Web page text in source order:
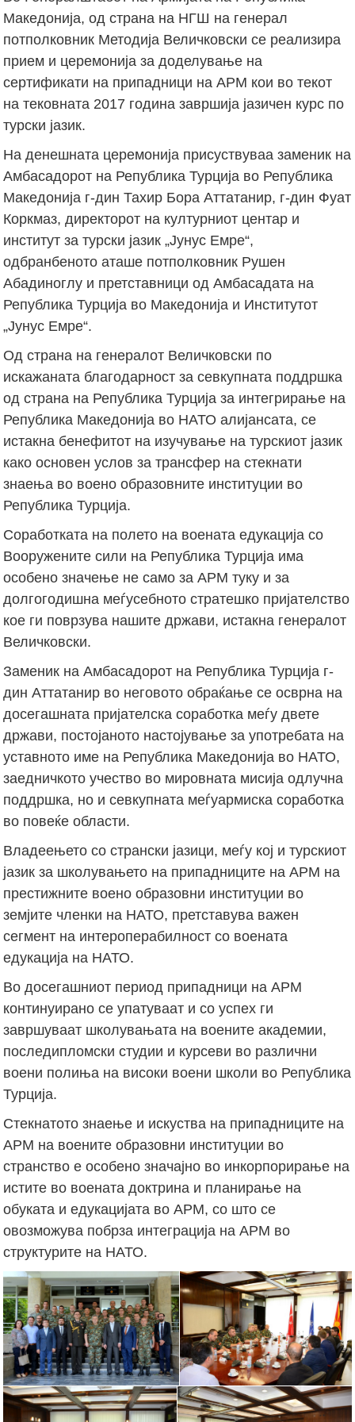
Македонија, од страна на НГШ на генерал
потполковник Методија Величковски се реализира
прием и церемонија за доделување на
сертификати на припадници на АРМ кои во текот
на тековната 2017 година завршија јазичен курс по
турски јазик.
На денешната церемонија присуствуваа заменик на
Амбасадорот на Република Турција во Република
Македонија г-дин Тахир Бора Аттатанир, г-дин Фуат
Коркмаз, директорот на културниот центар и
институт за турски јазик „Јунус Емре“,
одбранбеното аташе потполковник Рушен
Абадиноглу и претставници од Амбасадата на
Република Турција во Македонија и Институтот
„Јунус Емре“.
Од страна на генералот Величковски по
искажаната благодарност за севкупната поддршка
од страна на Република Турција за интегрирање на
Република Македонија во НАТО алијансата, се
истакна бенефитот на изучување на турскиот јазик
како основен услов за трансфер на стекнати
знаења во воено образовните институции во
Република Турција.
Соработката на полето на воената едукација со
Вооружените сили на Република Турција има
особено значење не само за АРМ туку и за
долгогодишна меѓусебното стратешко пријателство
кое ги поврзува нашите држави, истакна генералот
Величковски.
Заменик на Амбасадорот на Република Турција г-
дин Аттатанир во неговото обраќање се осврна на
досегашната пријателска соработка меѓу двете
држави, постојаното настојување за употребата на
уставното име на Република Македонија во НАТО,
заедничкото учество во мировната мисија одлучна
поддршка, но и севкупната меѓуармиска соработка
во повеќе области.
Владеењето со странски јазици, меѓу кој и турскиот
јазик за школувањето на припадниците на АРМ на
престижните воено образовни институции во
земјите членки на НАТО, претставува важен
сегмент на интероперабилност со воената
едукација на НАТО.
Во досегашниот период припадници на АРМ
континуирано се упатуваат и со успех ги
завршуваат школувањата на воените академии,
последипломски студии и курсеви во различни
воени полиња на високи воени школи во Република
Турција.
Стекнатото знаење и искуства на припадниците на
АРМ на воените образовни институции во
странство е особено значајно во инкорпорирање на
истите во воената доктрина и планирање на
обуката и едукацијата во АРМ, со што се
овозможува побрза интеграција на АРМ во
структурите на НАТО.